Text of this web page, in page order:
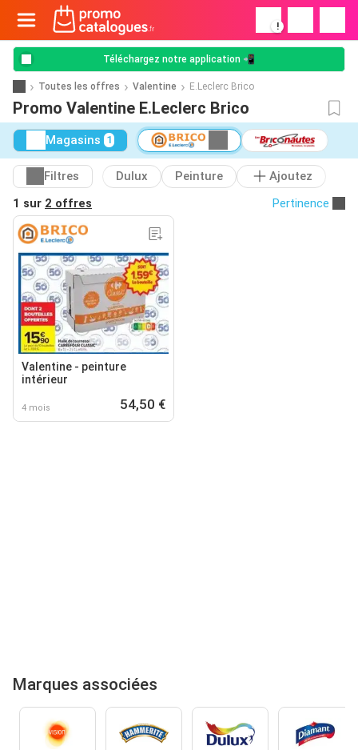
!
Téléchargez notre application 📲
Toutes les offres Valentine E.Leclerc Brico
Promo Valentine E.Leclerc Brico
Magasins 1
Filtres Dulux Peinture
Ajoutez
1 sur 2 offres Pertinence
Valentine - peinture
intérieur
4 mois 54,50 €
Marques associées